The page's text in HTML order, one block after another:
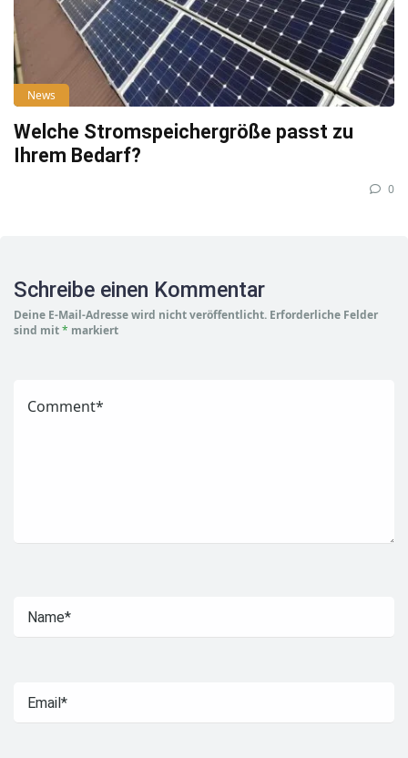
News
Welche Stromspeichergröße passt zu
Ihrem Bedarf?
0
Schreibe einen Kommentar
Deine E-Mail-Adresse wird nicht veröffentlicht. Erforderliche Felder
sind mit* markiert